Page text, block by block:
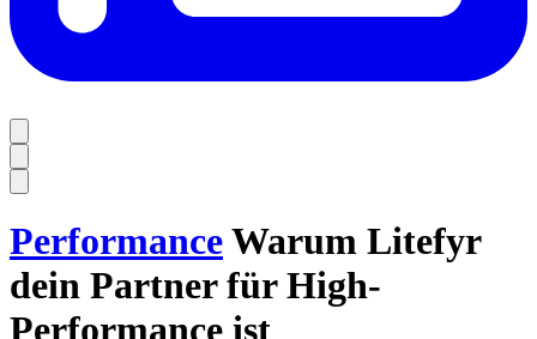
PerformanceWarum Litefyr
dein Partner für High-
Performance ist